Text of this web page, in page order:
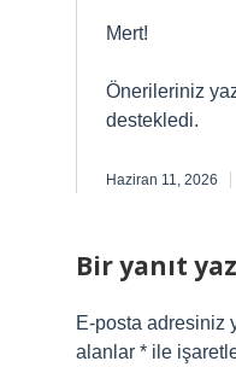
Mert!
Önerileriniz
destekledi.
Haziran 11, 2026
Bir yanıt
E-posta adresiniz
alanlar * ile